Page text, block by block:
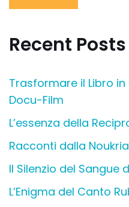
Recent Posts
Trasformare il Libro in
Docu-Film
L’essenza della
Racconti dalla
Il Silenzio del Sangue
L’Enigma del Canto